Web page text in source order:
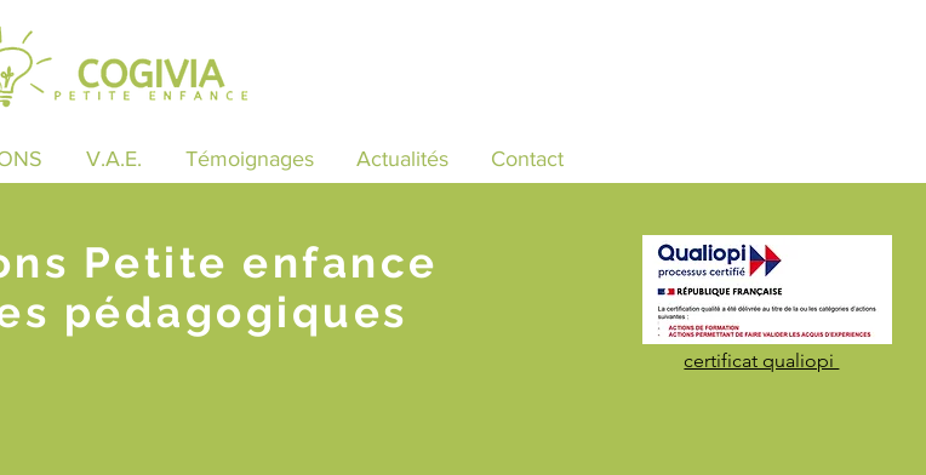
V.A.E. Témoignages Actualités Contact
Petite enfance
pédagogiques
certificat qualiopi